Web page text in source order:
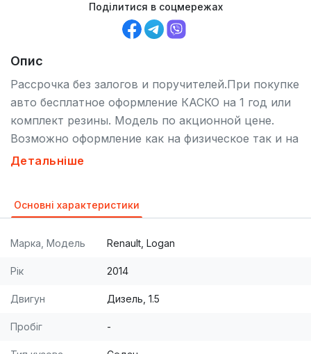
Поділитися в соцмережах
Опис
Рассрочка без залогов и поручителей.При покупке
авто бесплатное оформление КАСКО на 1 год или
комплект резины. Модель по акционной цене.
Возможно оформление как на физическое так и на
юридическое лицо. Минимальный
Детальніше
Основні характеристики
Марка, Модель Renault, Logan
Рік 2014
Двигун Дизель, 1.5
Пробіг -